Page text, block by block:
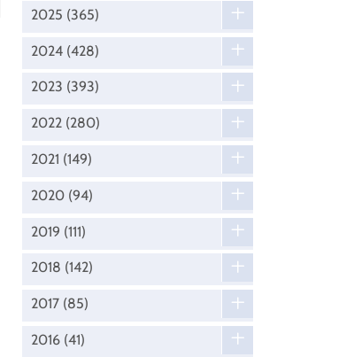
2025 (365)
2024 (428)
2023 (393)
2022 (280)
2021 (149)
2020 (94)
2019 (111)
2018 (142)
2017 (85)
2016 (41)